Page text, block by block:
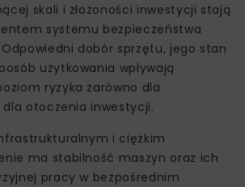
skali i złożoności inwestycji stają
systemu bezpieczeństwa
dobór sprzętu, jego stan
użytkowania wpływają
ryzyka zarówno dla
dla otoczenia inwestycji.
i ciężkim
ma stabilność maszyn oraz ich
pracy w bezpośrednim